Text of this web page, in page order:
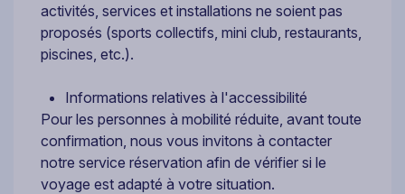
activités, services et installations ne soient pas
proposés (sports collectifs, mini club, restaurants,
piscines, etc.).
Informations relatives à l'accessibilité
Pour les personnes à mobilité réduite, avant toute
confirmation, nous vous invitons à contacter
notre service réservation afin de vérifier si le
voyage est adapté à votre situation.